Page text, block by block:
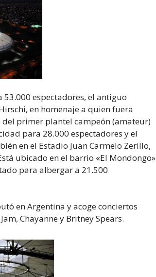
espectadores, el antiguo
en homenaje a quien fuera
primer plantel campeón (amateur)
para 28.000 espectadores y el
en el Estadio Juan Carmelo Zerillo,
ubicado en el barrio «El Mondongo»
para albergar a 21.500
en Argentina y acoge conciertos
Chayanne y Britney Spears.